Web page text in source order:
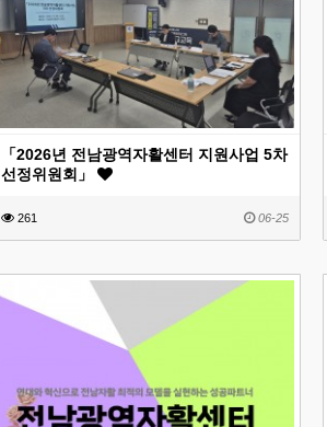
「2026년 전남광역자활센터 지원사업 5차
선정위원회」
261 06-25